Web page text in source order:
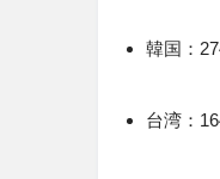
韓国：
台湾：